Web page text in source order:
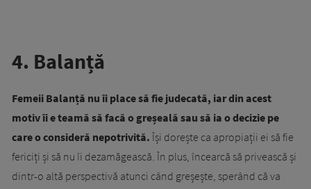
4. Balanță
Femeii Balanță nu îi place să fie judecată, iar din acest
motiv îi e teamă să facă o greșeală sau să ia o decizie pe
care o consideră nepotrivită. Își dorește ca apropiații ei să fie
fericiți și să nu îi dezamăgească. În plus, încearcă să privească și
dintr-o altă perspectivă atunci când greșește, sperând că va